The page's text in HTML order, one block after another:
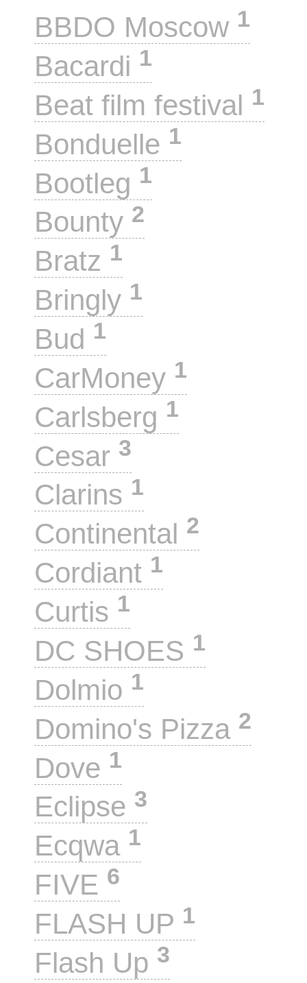
BBDO Moscow 1
Bacardi 1
Beat film festival 1
Bonduelle 1
Bootleg 1
Bounty 2
Bratz 1
Bringly 1
Bud 1
CarMoney 1
Carlsberg 1
Cesar 3
Clarins 1
Continental 2
Cordiant 1
Curtis 1
DC SHOES 1
Dolmio 1
Domino's Pizza 2
Dove 1
Eclipse 3
Ecqwa 1
FIVE 6
FLASH UP 1
Flash Up 3